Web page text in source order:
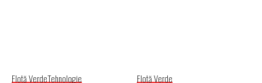
Flotă VerdeTehnologie Flotă Verde